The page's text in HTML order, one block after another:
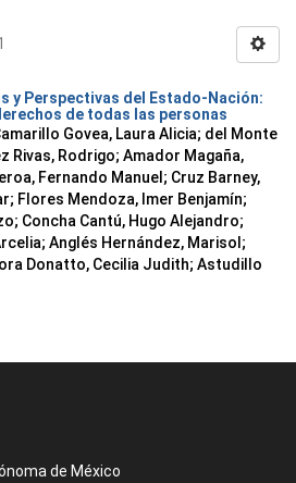
y Perspectivas del Estado-Nación:
de todas las personas
Govea, Laura Alicia; del Monte
Rivas, Rodrigo; Amador Magaña,
Fernando Manuel ; Cruz Barney,
; Flores Mendoza, Imer Benjamín;
; Concha Cantú, Hugo Alejandro;
; Anglés Hernández, Marisol ;
Donatto, Cecilia Judith; Astudillo
de México